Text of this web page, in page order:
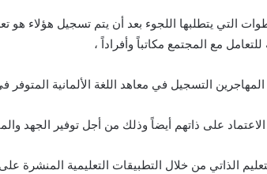
التي يتطلبها اللجوء بعد أن يتم تسجيل هؤلاء هو
مع المجتمع مكاتباً وأفراداً ،
التسجيل في معاهد اللغة الألمانية المتوفر
على ذاتهم أيضاً وذلك من أجل توفير الجهد
الذاتي من خلال التطبيقات التعليمية المنشرة على